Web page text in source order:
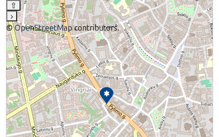
⇧
›
©OpenStreetMapcontributors.